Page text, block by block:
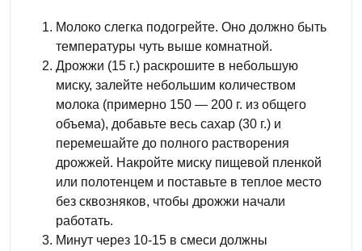
Молоко слегка подогрейте. Оно должно быть
температуры чуть выше комнатной.
Дрожжи (15 г.) раскрошите в небольшую
миску, залейте небольшим количеством
молока (примерно 150 — 200 г. из общего
объема), добавьте весь сахар (30 г.) и
перемешайте до полного растворения
дрожжей. Накройте миску пищевой пленкой
или полотенцем и поставьте в теплое место
без сквозняков, чтобы дрожжи начали
работать.
Минут через 10-15 в смеси должны